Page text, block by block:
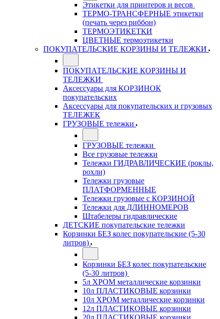
Этикетки для принтеров и весов
ТЕРМО-ТРАНСФЕРНЫЕ этикетки
(печать через риббон)
ТЕРМОЭТИКЕТКИ
ЦВЕТНЫЕ термоэтикетки
ПОКУПАТЕЛЬСКИЕ КОРЗИНЫ И ТЕЛЕЖКИ
ПОКУПАТЕЛЬСКИЕ КОРЗИНЫ И
ТЕЛЕЖКИ
Аксессуары для КОРЗИНОК
покупательских
Аксессуары для покупательских и грузовых
ТЕЛЕЖЕК
ГРУЗОВЫЕ тележки
ГРУЗОВЫЕ тележки
Все грузовые тележки
Тележки ГИДРАВЛИЧЕСКИЕ (роклы,
рохли)
Тележки грузовые
ПЛАТФОРМЕННЫЕ
Тележки грузовые с КОРЗИНОЙ
Тележки для ДЛИННОМЕРОВ
Штабелеры гидравлические
ДЕТСКИЕ покупательские тележки
Корзинки БЕЗ колес покупательские (5-30
литров)
Корзинки БЕЗ колес покупательские
(5-30 литров)
5л ХРОМ металлические корзинки
10л ПЛАСТИКОВЫЕ корзинки
10л ХРОМ металлические корзинки
12л ПЛАСТИКОВЫЕ корзинки
20л ПЛАСТИКОВЫЕ корзинки